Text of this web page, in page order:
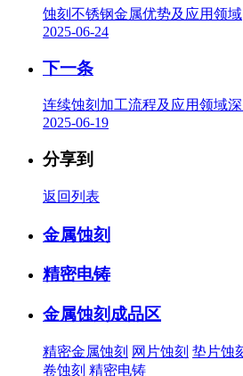
蚀刻不锈钢金属优势及应用领域
2025-06-24
下一条
连续蚀刻加工流程及应用领域
2025-06-19
分享到
返回列表
金属蚀刻
精密电铸
金属蚀刻成品区
精密金属蚀刻 网片蚀刻 垫片蚀
卷蚀刻 精密电铸